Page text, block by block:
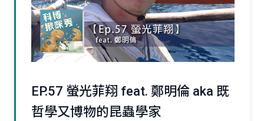
EP.57 螢光菲翔 feat. 鄭明倫 aka 既
哲學又博物的昆蟲學家